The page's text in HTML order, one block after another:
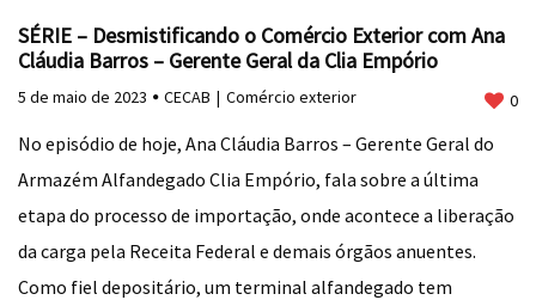
SÉRIE – Desmistificando o Comércio Exterior com Ana
Cláudia Barros – Gerente Geral da Clia Empório
5 de maio de 2023 CECAB Comércio exterior 0
No episódio de hoje, Ana Cláudia Barros – Gerente Geral do
Armazém Alfandegado Clia Empório, fala sobre a última
etapa do processo de importação, onde acontece a liberação
da carga pela Receita Federal e demais órgãos anuentes.
Como fiel depositário, um terminal alfandegado tem